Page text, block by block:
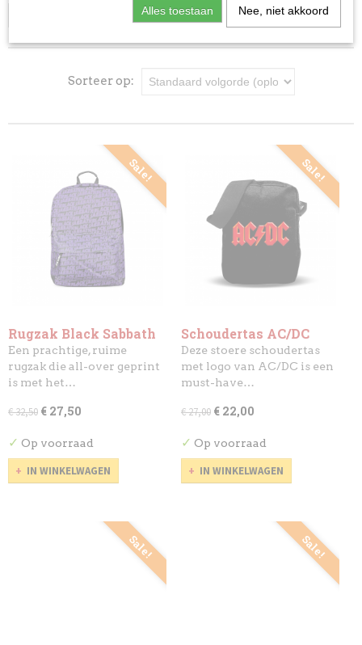
Boxershorts
Selecteer 1 of meerdere
Sorteer op:
Sale!
Rugzak Black Sabbath
Een prachtige, ruime
rugzak die all-over geprint
is met het…
€ 32,50 € 27,50
✓ Op voorraad
IN WINKELWAGEN
Sale!
Schoudertas AC/DC
Deze stoere schoudertas
met logo van AC/DC is een
must-have…
€ 27,00 € 22,00
✓ Op voorraad
IN WINKELWAGEN
Sale! Sale!
Alles toestaan Nee, niet akkoord